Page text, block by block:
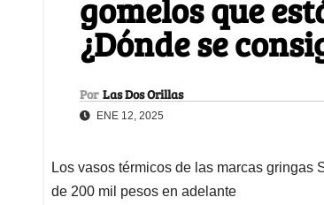
gomelos que
¿Dónde se
Por Las Dos Orillas
ENE 12, 2025
Los vasos térmicos de las marcas
de 200 mil pesos en adelante